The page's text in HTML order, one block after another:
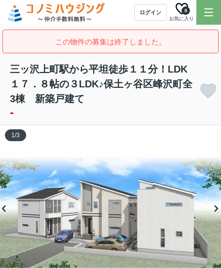
ログイン
お気に入り
0
この物件の募集は終了しました。
三ッ沢上町駅から平坦徒歩１１分！LDK
１７．８帖の３LDK♪保土ヶ谷区峰沢町全
3棟 新築戸建て
-
1/3